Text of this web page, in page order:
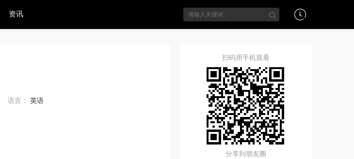
资讯
语言：
英语
扫码用手机观看
分享到朋友圈